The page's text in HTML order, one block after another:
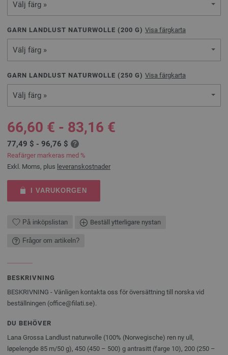
Välj färg »
GARN LANDLUST NATURWOLLE (200 G) Visa färgkarta
Välj färg »
GARN LANDLUST NATURWOLLE (250 G) Visa färgkarta
Välj färg »
66,60 € - 83,16 €
77,49 $ - 96,76 $
Reafärger markeras med %
Exkl. Moms, plus leveranskostnader
I VARUKORGEN
På inköpslistan Beställ ytterligare nystan
Frågor om artikeln?
BESKRIVNING
BESKRIVNING - Vänligen kontakta oss för översättning till norska vid
beställningen (office@filati.se).
DU BEHÖVER
Lana Grossa Landlust naturwolle (100% (Norwegische) ren ny ull,
løpelengde 85 m/50 g), 450 (450 – 500) g antrasitt (farge 10), 200 (250 –